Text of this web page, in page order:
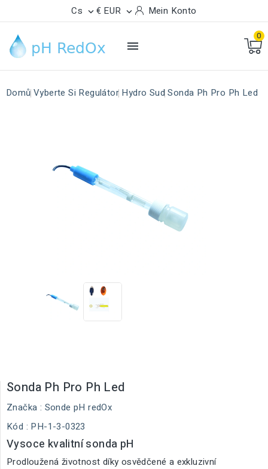
Cs  € EUR  Mein Konto

0
Domů Vyberte Si Regulátor Hydro Sud Sonda Ph Pro Ph Led
Sonda Ph Pro Ph Led
Značka : Sonde pH redOx
Kód : PH-1-3-0323
Vysoce kvalitní sonda pH
Prodloužená životnost díky osvědčené a exkluzivní